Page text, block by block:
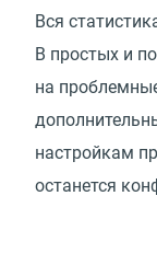
Вся
В простых и
на
настройкам
останется